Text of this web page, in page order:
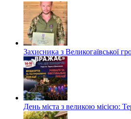
Захисника з Великогаївської
День міста з великою місією: